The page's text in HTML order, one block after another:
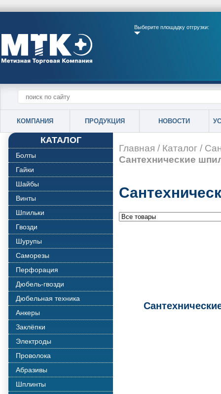
Выберите площадку отгрузки:
КОМПАНИЯ ПРОДУКЦИЯ НОВОСТИ
КАТАЛОГ
Болты
Гайки
Шайбы
Винты
Шпильки
Гвозди
Шурупы
Саморезы
Перфорация
Дюбель-гвозди
Дюбельная техника
Анкеры
Заклёпки
Электроды
Проволока
Абразивы
Шплинты
Главная / Каталог /
Сантехнические